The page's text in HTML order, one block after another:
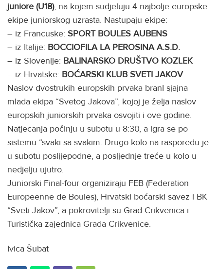
juniore (U18), na kojem sudjeluju 4 najbolje europske
ekipe juniorskog uzrasta. Nastupaju ekipe:
– iz Francuske: SPORT BOULES AUBENS
– iz Italije: BOCCIOFILA LA PEROSINA A.S.D.
– iz Slovenije: BALINARSKO DRUŠTVO KOZLEK
– iz Hrvatske: BOĆARSKI KLUB SVETI JAKOV
Naslov dvostrukih europskih prvaka branI sjajna
mlada ekipa “Svetog Jakova”, kojoj je želja naslov
europskih juniorskih prvaka osvojiti i ove godine.
Natjecanja počinju u subotu u 8:30, a igra se po
sistemu “svaki sa svakim. Drugo kolo na rasporedu je
u subotu poslijepodne, a posljednje treće u kolo u
nedjelju ujutro.
Juniorski Final-four organiziraju FEB (Federation
Europeenne de Boules), Hrvatski boćarski savez i BK
“Sveti Jakov”, a pokrovitelji su Grad Crikvenica i
Turistička zajednica Grada Crikvenice.
Ivica Šubat